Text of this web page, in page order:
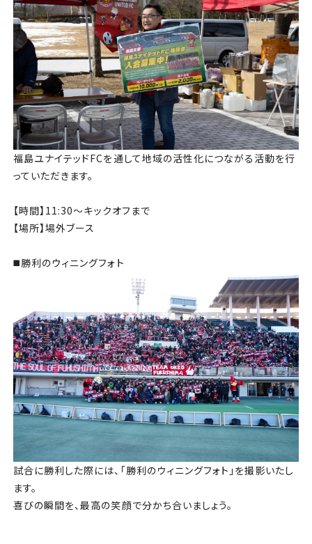
福島ユナイテッドFCを通して地域の活性化につながる活動を行
っていただきます。
【時間】11:30～キックオフまで
【場所】場外ブース
◼️勝利のウィニングフォト
試合に勝利した際には、「勝利のウィニングフォト」を撮影いたし
ます。
喜びの瞬間を、最高の笑顔で分かち合いましょう。